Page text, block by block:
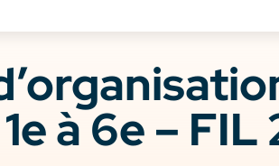
à 6e – FIL